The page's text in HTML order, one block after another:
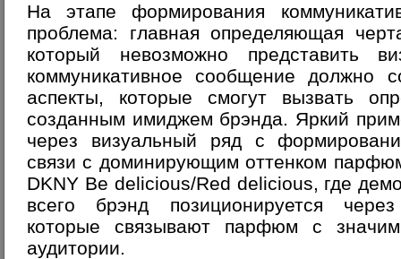
На этапе формирования
проблема: главная определяющая
который невозможно представить
коммуникативное сообщение должно
аспекты, которые смогут вызвать
созданным имиджем брэнда. Яркий
через визуальный ряд с
связи с доминирующим оттенком
DKNY Be delicious/Red delicious, где
всего брэнд позиционируется
которые связывают парфюм с
аудитории.